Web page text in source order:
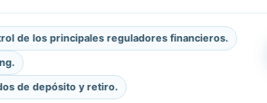
de los principales reguladores financieros.
de depósito y retiro.